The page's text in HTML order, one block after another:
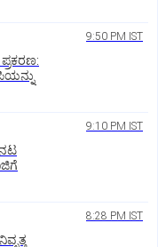
9:50 PM IST
9:10 PM IST
8:28 PM IST